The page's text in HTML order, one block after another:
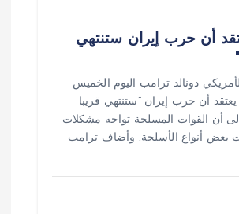
أن حرب إيران ستنتهي
دونالد ترامب اليوم الخميس
أن حرب إيران “ستنتهي قريبا
أن القوات المسلحة تواجه مشكلات
بعض أنواع الأسلحة. وأضاف ترامب